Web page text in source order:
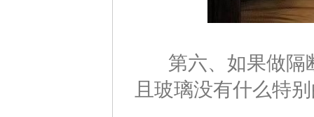
第六、如果做隔
且玻璃没有什么特